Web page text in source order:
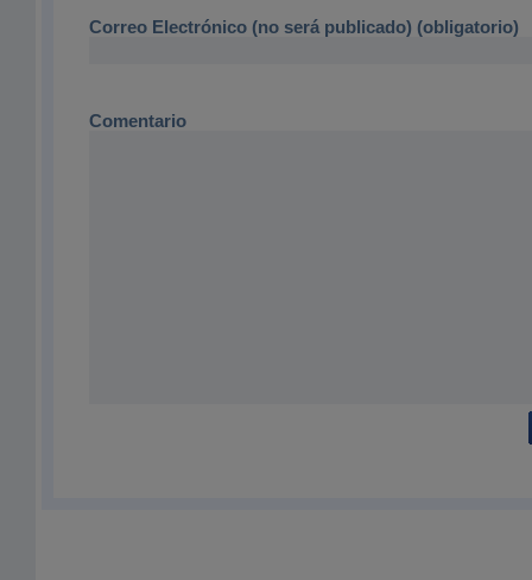
Correo Electrónico (no será publicado) (obligatorio)
Comentario